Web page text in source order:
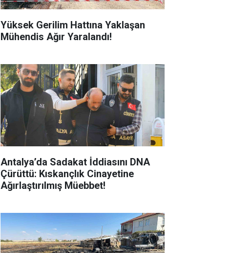
Yüksek Gerilim Hattına Yaklaşan
Mühendis Ağır Yaralandı!
Antalya’da Sadakat İddiasını DNA
Çürüttü: Kıskançlık Cinayetine
Ağırlaştırılmış Müebbet!